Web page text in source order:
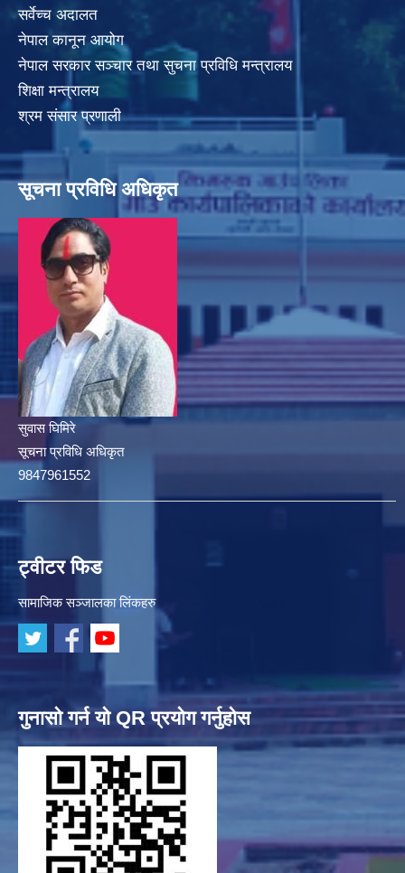
सर्वेच्च अदालत
नेपाल कानून आयोग
नेपाल सरकार सञ्चार तथा सुचना प्रविधि मन्त्रालय
शिक्षा मन्त्रालय
श्रम संसार प्रणाली
सूचना प्रविधि अधिकृत
सुवास घिमिरे
सूचना प्रविधि अधिकृत
9847961552
ट्वीटर फिड
सामाजिक सञ्जालका लिंकहरु
गुनासो गर्न यो QR प्रयोग गर्नुहोस